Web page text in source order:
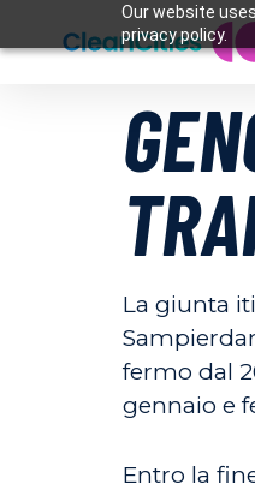
Our website
privacy policy.
La giunta
fermo dal
gennaio e
Entro la